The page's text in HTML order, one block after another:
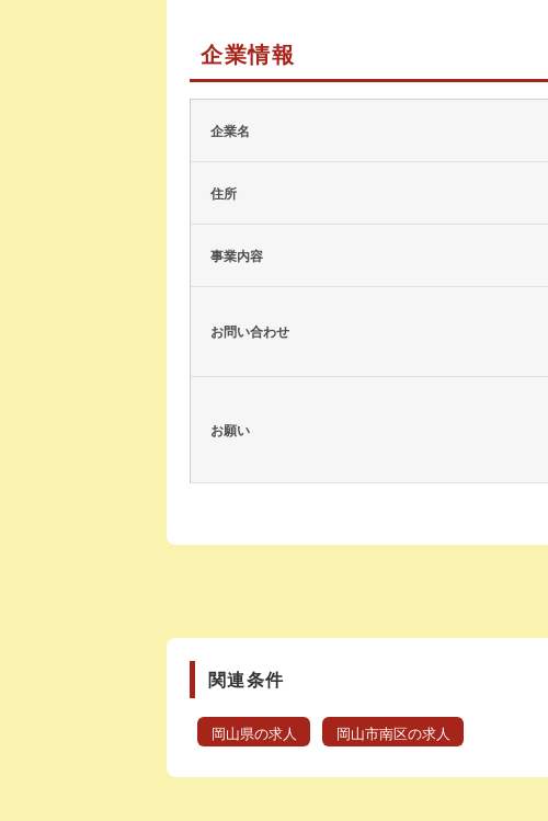
企業情報
企業名
住所
事業内容
お問い合わせ
お願い
関連条件
岡山県の求人 岡山市南区の求人